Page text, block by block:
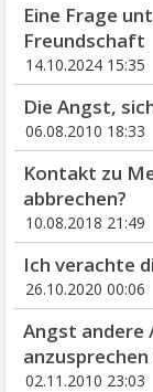
Eine Frage
Freundschaft
14.10.2024 15:35
Die Angst,
06.08.2010 18:33
Kontakt zu
abbrechen?
10.08.2018 21:49
Ich verachte
26.10.2020 00:06
Angst andere
02.11.2010 23:03